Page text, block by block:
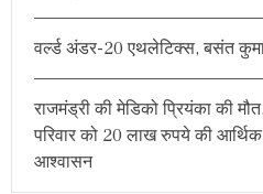
वर्ल्ड अंडर-20 एथलेटिक्स, बसंत
राजमंड्री की मेडिको प्रियंका की
परिवार को 20 लाख रुपये की आर्थिक
आश्वासन